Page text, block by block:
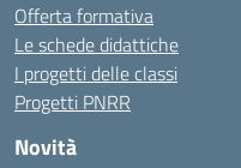
Offerta formativa
Le schede didattiche
I progetti delle classi
Progetti PNRR
Novità